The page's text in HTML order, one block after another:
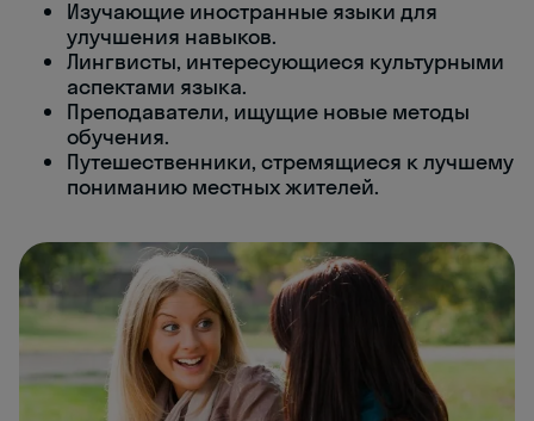
Изучающие иностранные языки для
улучшения навыков.
Лингвисты, интересующиеся культурными
аспектами языка.
Преподаватели, ищущие новые методы
обучения.
Путешественники, стремящиеся к лучшему
пониманию местных жителей.